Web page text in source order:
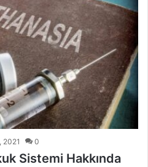
2021 0
Sistemi Hakkında